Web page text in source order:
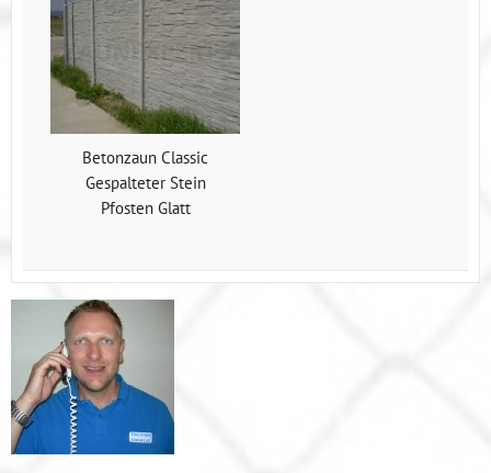
Betonzaun Classic
Gespalteter Stein
Pfosten Glatt